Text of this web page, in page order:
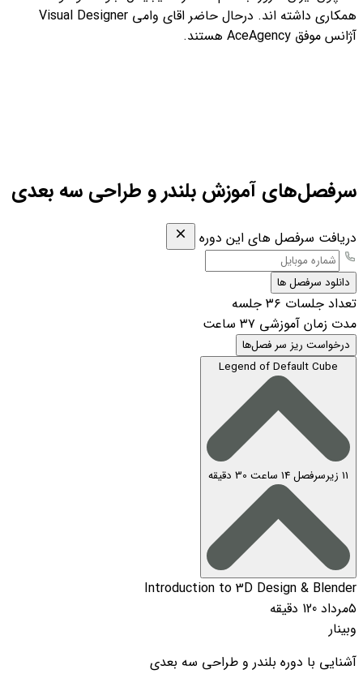
همکاری داشته اند. درحال حاضر اقای وامی Visual Designer
آژانس موفق AceAgency هستند.
سرفصل‌های آموزش بلندر و طراحی سه بعدی
دریافت سرفصل های این دوره
دانلود سرفصل ها
تعداد جلسات ۳۶ جلسه
مدت زمان آموزشی ۳۷ ساعت
درخواست ریز سر فصل‌ها
Legend of Default Cube
11 زیرسرفصل 14 ساعت 30 دقیقه
Introduction to 3D Design & Blender
۵مرداد
120 دقیقه
وبینار
آشنایی با دوره بلندر و طراحی سه بعدی